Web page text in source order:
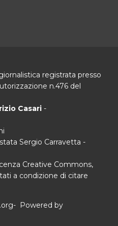
registrata presso
n.476 del
Casari -
Sergio Carravetta -
Creative Commons,
a condizione di citare
Powered by